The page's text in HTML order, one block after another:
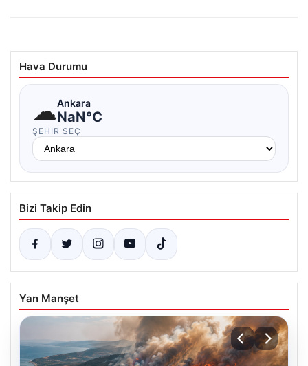
Hava Durumu
☁Ankara
NaN°C
ŞEHIR SEÇ
Bizi Takip Edin
Yan Manşet